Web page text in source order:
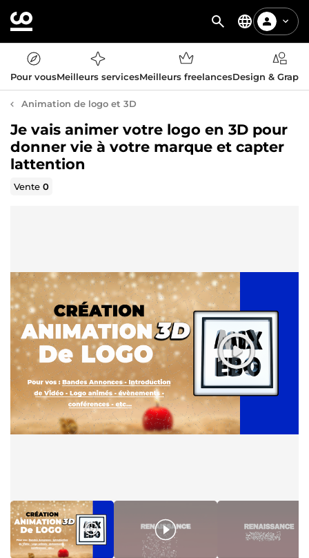
Pour vousMeilleurs servicesMeilleurs freelancesDesign &
Animation de logo et 3D
Je vais animer votre logo en 3D pour
donner vie à votre marque et capter
lattention
Vente0